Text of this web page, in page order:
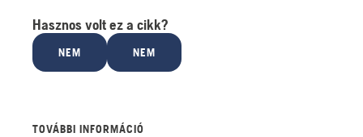
Hasznos volt ez a cikk?
NEM NEM
TOVÁBBI INFORMÁCIÓ